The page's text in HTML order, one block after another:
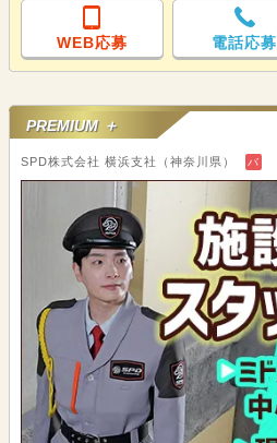
WEB応募 電話応募
PREMIUM ＋
SPD株式会社 横浜支社（神奈川県） バ